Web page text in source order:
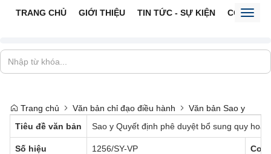
TRANG CHỦ GIỚI THIỆU TIN TỨC - SỰ KIỆN CỔNG
Trang chủ Văn bản chỉ đạo điều hành
Văn bản Sao y
Tiêu đề văn bản
Sao y Quyết định phê duyệt bổ sung quy
Số hiệu 1256/SY-VP Cơ